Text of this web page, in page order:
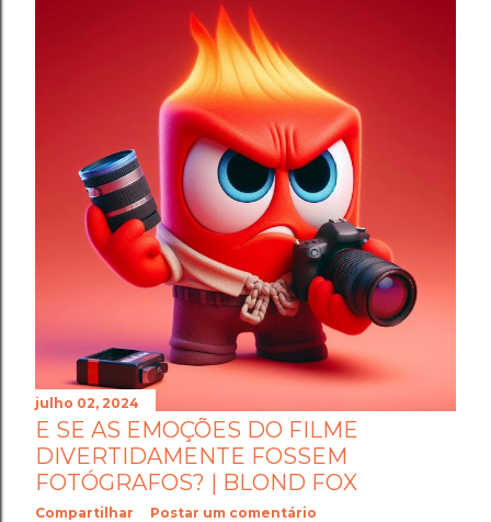
julho 02, 2024
E SE AS EMOÇÕES DO FILME
DIVERTIDAMENTE FOSSEM
FOTÓGRAFOS? | BLOND FOX
Compartilhar Postar um comentário